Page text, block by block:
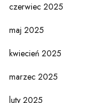
czerwiec 2025
maj 2025
kwiecień 2025
marzec 2025
luty 2025